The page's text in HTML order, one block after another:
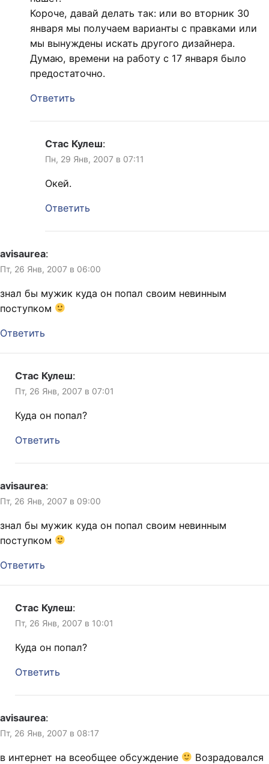
Короче, давай делать так: или во вторник 30
января мы получаем варианты с правками или
мы вынуждены искать другого дизайнера.
Думаю, времени на работу с 17 января было
предостаточно.
Ответить
Стас Кулеш:
Пн, 29 Янв, 2007 в 07:11
Окей.
Ответить
avisaurea:
Пт, 26 Янв, 2007 в 06:00
знал бы мужик куда он попал своим невинным
поступком
Ответить
Стас Кулеш:
Пт, 26 Янв, 2007 в 07:01
Куда он попал?
Ответить
avisaurea:
Пт, 26 Янв, 2007 в 09:00
знал бы мужик куда он попал своим невинным
поступком
Ответить
Стас Кулеш:
Пт, 26 Янв, 2007 в 10:01
Куда он попал?
Ответить
avisaurea:
Пт, 26 Янв, 2007 в 08:17
в интернет на всеобщее обсуждение
Возрадовался